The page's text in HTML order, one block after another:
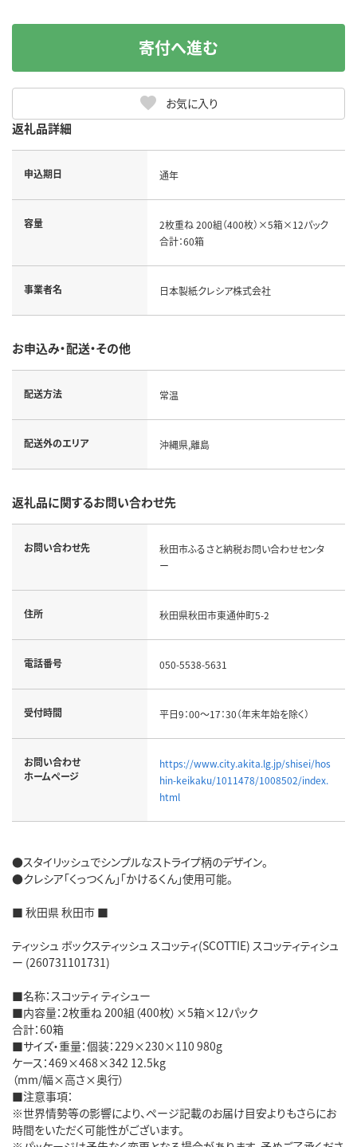
お気に入り
寄付へ進む
返礼品詳細
申込期日 通年
容量
2枚重ね 200組（400枚）×5箱×12パック
合計：60箱
事業者名 日本製紙クレシア株式会社
お申込み・配送・その他
配送方法 常温
配送外のエリア 沖縄県,離島
返礼品に関するお問い合わせ先
お問い合わせ先
秋田市ふるさと納税お問い合わせセンタ
ー
住所 秋田県秋田市東通仲町5-2
電話番号 050-5538-5631
受付時間 平日9：00～17：30（年末年始を除く）
お問い合わせ
ホームページ
https://www.city.akita.lg.jp/shisei/hos
hin-keikaku/1011478/1008502/index.
html
●スタイリッシュでシンプルなストライプ柄のデザイン。
●クレシア「くっつくん」「かけるくん」使用可能。
■ 秋田県 秋田市 ■
ティッシュ ボックスティッシュ スコッティ(SCOTTIE) スコッティティシュ
ー (260731101731)
■名称：スコッティ ティシュー
■内容量：2枚重ね 200組（400枚）×5箱×12パック
合計：60箱
■サイズ・重量：個装：229×230×110 980g
ケース：469×468×342 12.5kg
（mm/幅×高さ×奥行）
■注意事項：
※世界情勢等の影響により、ページ記載のお届け目安よりもさらにお
時間をいただく可能性がございます。